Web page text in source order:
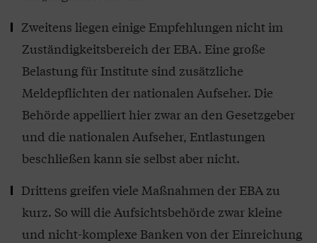
Zweitens liegen einige Empfehlungen nicht im
Zuständigkeitsbereich der EBA. Eine große
Belastung für Institute sind zusätzliche
Meldepflichten der nationalen Aufseher. Die
Behörde appelliert hier zwar an den Gesetzgeber
und die nationalen Aufseher, Entlastungen
beschließen kann sie selbst aber nicht.
Drittens greifen viele Maßnahmen der EBA zu
kurz. So will die Aufsichtsbehörde zwar kleine
und nicht-komplexe Banken von der Einreichung